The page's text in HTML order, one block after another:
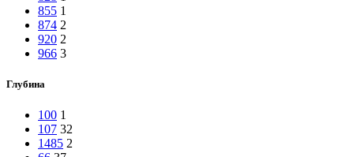
855 1
874 2
920 2
966 3
Глубина
100 1
107 32
1485 2